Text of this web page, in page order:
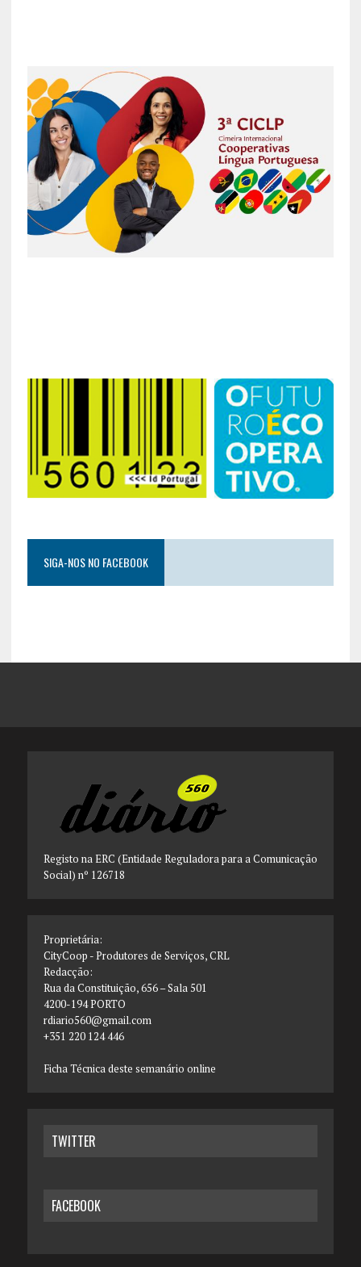
SIGA-NOS NO FACEBOOK
Registo na ERC (Entidade Reguladora para a Comunicação
Social) nº 126718
Proprietária:
CityCoop - Produtores de Serviços, CRL
Redacção:
Rua da Constituição, 656 – Sala 501
4200-194 PORTO
rdiario560@gmail.com
+351 220 124 446
Ficha Técnica deste semanário online
TWITTER
FACEBOOK